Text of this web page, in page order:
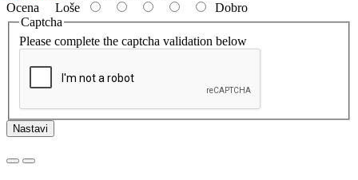
Ocena Loše
Dobro
Captcha
Please complete the captcha validation below
Nastavi